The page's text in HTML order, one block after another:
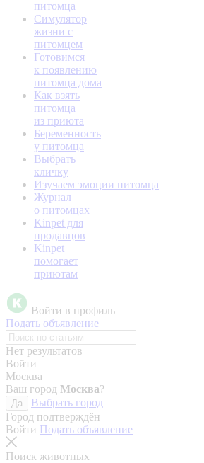
питомца
Симулятор
жизни с
питомцем
Готовимся
к появлению
питомца дома
Как взять
питомца
из приюта
Беременность
у питомца
Выбрать
кличку
Изучаем эмоции питомца
Журнал
о питомцах
Kinpet для
продавцов
Kinpet
помогает
приютам
Войти в профиль
Подать объявление
Нет результатов
Войти
Москва
Ваш город Москва?
Да
Выбрать город
Город подтверждён
Войти Подать объявление
Поиск животных